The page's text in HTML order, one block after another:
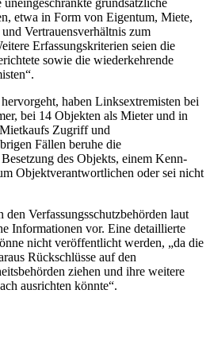
etwa in Form von Eigentum, Miete,
Vertrauensverhältnis zum
Erfassungskriterien seien die
sowie die wiederkehrende
haben Linksextremisten bei
bei 14 Objekten als Mieter und in
Zugriff und
Fällen beruhe die
des Objekts, einem Kenn-
Objektverantwortlichen oder sei nicht
Verfassungsschutzbehörden laut
Informationen vor. Eine detaillierte
nicht veröffentlicht werden, „da die
Rückschlüsse auf den
ziehen und ihre weitere
ausrichten könnte“.